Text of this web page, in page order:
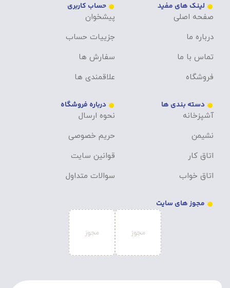
لینک های مفید
صفحه اصلی
درباره ما
تماس با ما
فروشگاه
حساب کاربری
پیشخوان
جزییات حساب
سفارش ها
علاقمندی ها
دسته بندی ها
آشپزخانه
نشیمن
اتاق کار
اتاق خواب
درباره فروشگاه
نحوه ارسال
حریم خصوصی
قوانین سایت
سوالات متداول
مجوز های سایت